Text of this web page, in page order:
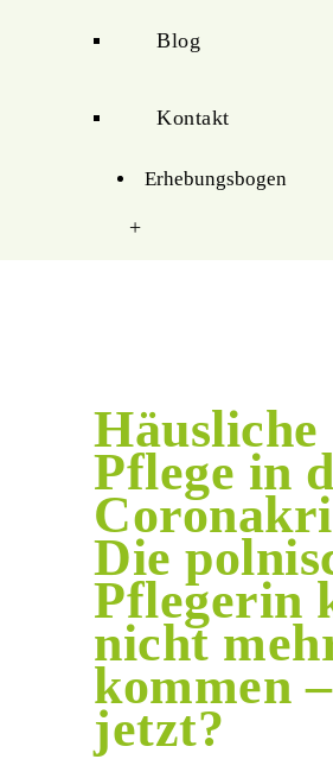
Blog
Kontakt
Erhebungsbogen
+
Häusliche
Pflege in
Die
Pflegerin
nicht
kommen
jetzt?